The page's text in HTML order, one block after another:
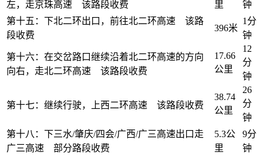
左，走京珠高速 该路段收费
里
钟
第十五：下北二环出口，前往北二环高速 该路
段收费
396米
1分
钟
第十六：在交岔路口继续沿着北二环高速的方向
向右，走北二环高速 该路段收费
17.66
公里
12
分
钟
第十七：继续行驶，上西二环高速 该路段收费
38.74
公里
26
分
钟
第十八：下三水/肇庆/四会/广西/广三高速出口走
广三高速 部分路段收费
5.3公
里
9分
钟